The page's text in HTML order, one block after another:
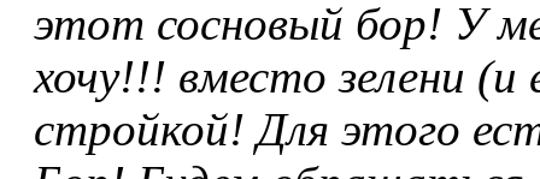
этот сосновый бор! У
хочу!!! вместо зелени
стройкой! Для этого